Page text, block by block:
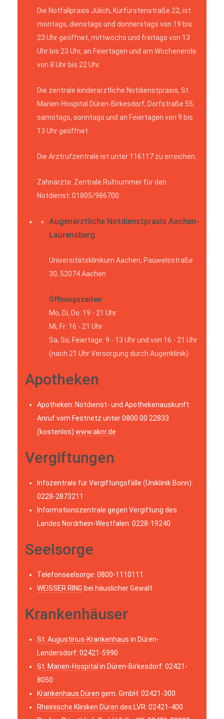
Die Notfallpraxis Jülich, Kurfürstenstraße 22, ist
montags, dienstags und donnerstags von 19 bis
23 Uhr geöffnet, mittwochs und freitags von 13
Uhr bis 23 Uhr, an Feiertagen und am Wochenende
von 8 Uhr bis 22 Uhr.
Die zentrale kinderärztliche Notdienstpraxis, St.
Marien-Hospital Düren-Birkesdorf, Dorfstraße 55,
samstags, sonntags und an Feiertagen von 9 bis
13 Uhr geöffnet.
Die Arztrufzentrale ist unter 116117 zu erreichen.
Zahnärzte: Zentrale Rufnummer für den
Notdienst: 01805/986700.
Augenärztliche Notdienstpraxis Aachen-
Laurensberg
Universitätsklinikum Aachen, Pauwelsstraße
30, 52074 Aachen
Öffnungszeiten
Mo, Di, Do: 19 - 21 Uhr
Mi, Fr: 16 - 21 Uhr
Sa, So, Feiertage: 9 - 13 Uhr und von 16 - 21 Uhr
(nach 21 Uhr Versorgung durch Augenklinik)
Apotheken
Apotheken: Notdienst- und Apothekenauskunft:
Anruf vom Festnetz unter 0800 00 22833
(kostenlos) www.aknr.de
Vergiftungen
Infozentrale für Vergiftungsfälle (Uniklinik Bonn):
0228-2873211
Informationszentrale gegen Vergiftung des
Landes Nordrhein-Westfalen: 0228-19240
Seelsorge
Telefonseelsorge: 0800-1110111
WEISSER RING bei häuslicher Gewalt
Krankenhäuser
St. Augustinus-Krankenhaus in Düren-
Lendersdorf: 02421-5990
St. Marien-Hospital in Düren-Birkesdorf: 02421-
8050
Krankenhaus Düren gem. GmbH: 02421-300
Rheinische Kliniken Düren des LVR: 02421-400